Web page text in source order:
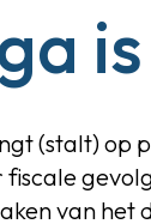
(stalt) op
van het